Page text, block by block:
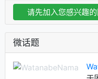
请先加入您感兴趣
微话题